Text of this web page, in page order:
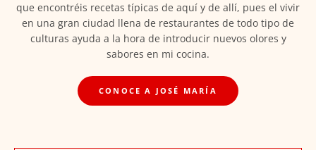
que encontréis recetas típicas de aquí y de allí, pues el vivir
en una gran ciudad llena de restaurantes de todo tipo de
culturas ayuda a la hora de introducir nuevos olores y
sabores en mi cocina.
CONOCE A JOSÉ MARÍA